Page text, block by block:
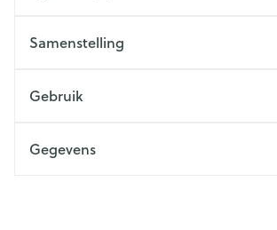
Samenstelling
Gebruik
Gegevens